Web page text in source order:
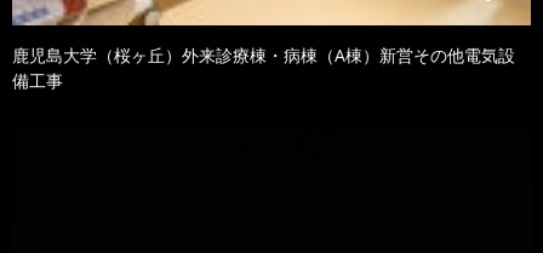
鹿児島大学（桜ヶ丘）外来診療棟・病棟（A棟）新営その他電気設
備工事